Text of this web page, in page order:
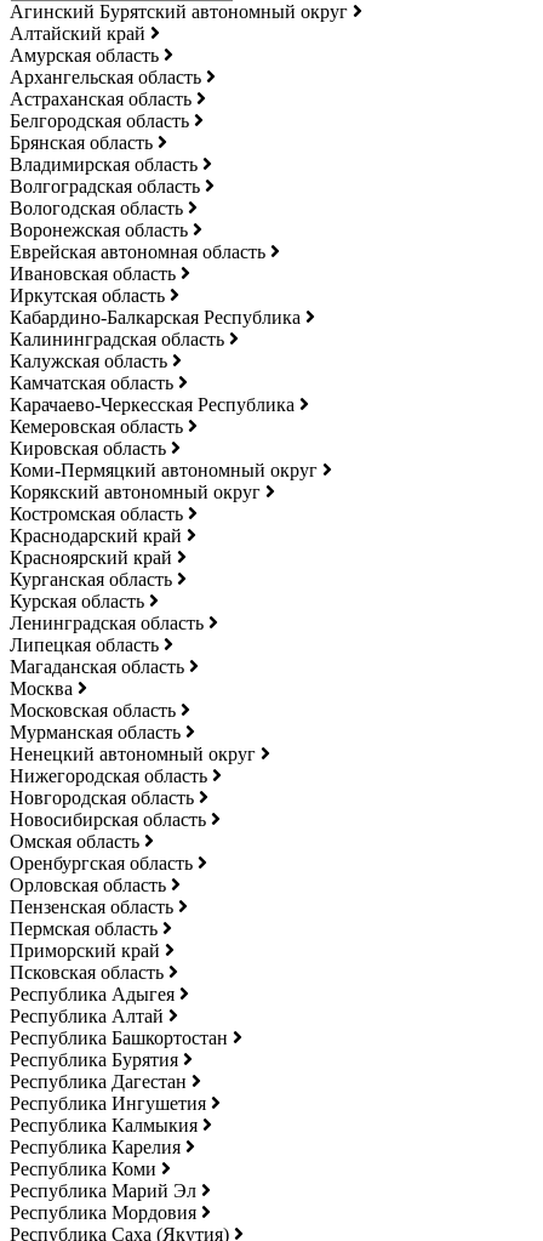
Агинский Бурятский автономный округ
Алтайский край
Амурская область
Архангельская область
Астраханская область
Белгородская область
Брянская область
Владимирская область
Волгоградская область
Вологодская область
Воронежская область
Еврейская автономная область
Ивановская область
Иркутская область
Кабардино-Балкарская Республика
Калининградская область
Калужская область
Камчатская область
Карачаево-Черкесская Республика
Кемеровская область
Кировская область
Коми-Пермяцкий автономный округ
Корякский автономный округ
Костромская область
Краснодарский край
Красноярский край
Курганская область
Курская область
Ленинградская область
Липецкая область
Магаданская область
Москва
Московская область
Мурманская область
Ненецкий автономный округ
Нижегородская область
Новгородская область
Новосибирская область
Омская область
Оренбургская область
Орловская область
Пензенская область
Пермская область
Приморский край
Псковская область
Республика Адыгея
Республика Алтай
Республика Башкортостан
Республика Бурятия
Республика Дагестан
Республика Ингушетия
Республика Калмыкия
Республика Карелия
Республика Коми
Республика Марий Эл
Республика Мордовия
Республика Саха (Якутия)